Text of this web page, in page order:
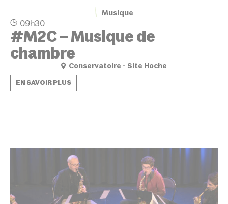
Musique
09h30
#M2C – Musique de
chambre
Conservatoire - Site Hoche
EN SAVOIR PLUS